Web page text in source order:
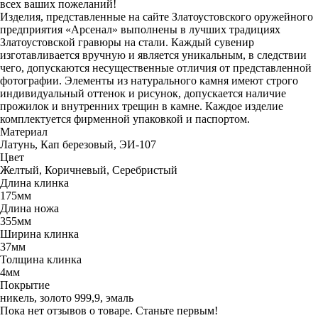
всех ваших пожеланий!
Изделия, представленные на сайте Златоустовского оружейного
предприятия «Арсенал» выполнены в лучших традициях
Златоустовской гравюры на стали. Каждый сувенир
изготавливается вручную и является уникальным, в следствии
чего, допускаются несущественные отличия от представленной
фотографии. Элементы из натурального камня имеют строго
индивидуальный оттенок и рисунок, допускается наличие
прожилок и внутренних трещин в камне. Каждое изделие
комплектуется фирменной упаковкой и паспортом.
Материал
Латунь, Кап березовый, ЭИ-107
Цвет
Желтый, Коричневый, Серебристый
Длина клинка
175мм
Длина ножа
355мм
Ширина клинка
37мм
Толщина клинка
4мм
Покрытие
никель, золото 999,9, эмаль
Пока нет отзывов о товаре. Станьте первым!